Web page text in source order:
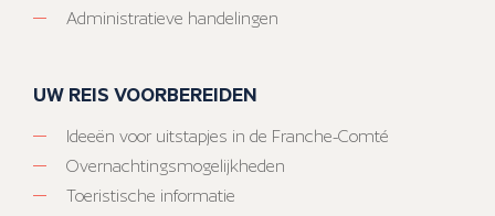
Administratieve handelingen
UW REIS VOORBEREIDEN
Ideeën voor uitstapjes in de Franche-Comté
Overnachtingsmogelijkheden
Toeristische informatie